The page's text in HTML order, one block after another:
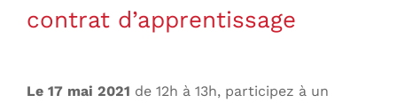
contrat d’apprentissage
Le 17 mai 2021 de 12h à 13h, participez à un